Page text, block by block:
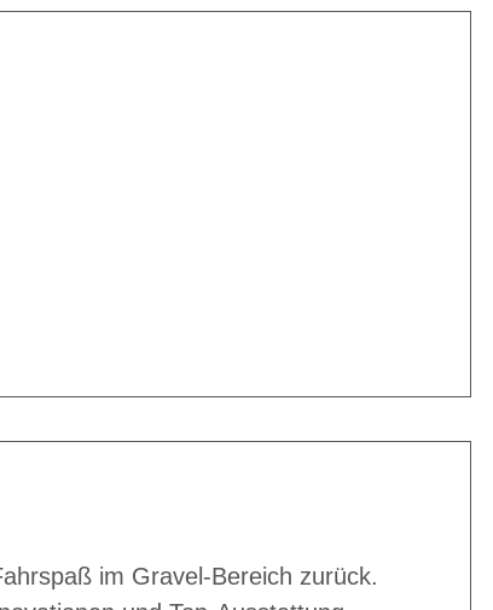
im Gravel-Bereich zurück.